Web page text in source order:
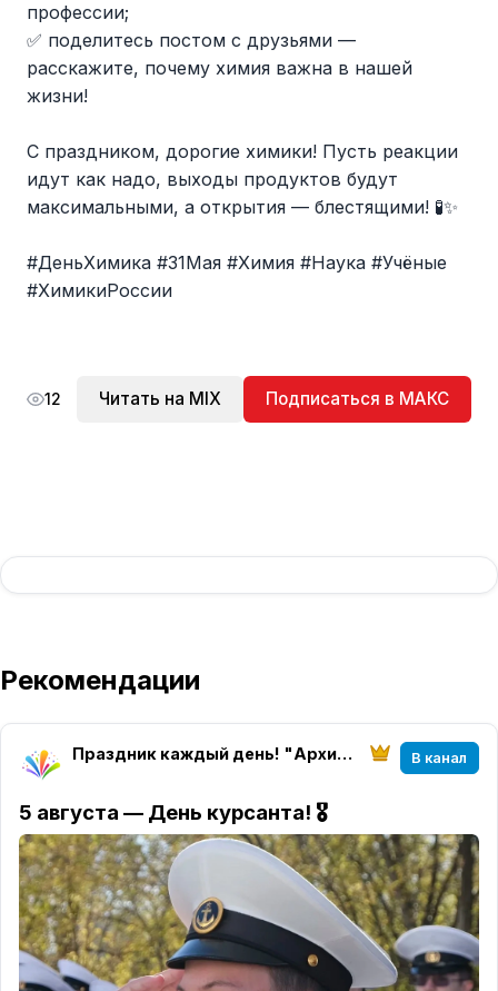
профессии;
✅ поделитесь постом с друзьями —
расскажите, почему химия важна в нашей
жизни!
С праздником, дорогие химики! Пусть реакции
идут как надо, выходы продуктов будут
максимальными, а открытия — блестящими! 🧪✨
#ДеньХимика #31Мая #Химия #Наука #Учёные
#ХимикиРоссии
12 Читать на MIX Подписаться в МАКС
Рекомендации
Праздник каждый день! "Архитектура настроения" магазин "Твоего праздника" В канал
5 августа — День курсанта! 🎖